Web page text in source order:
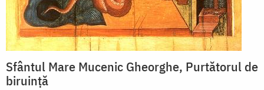
Sfântul Mare Mucenic Gheorghe, Purtătorul de
biruință